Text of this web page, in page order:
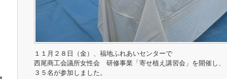
１１月２８日（金）、福地ふれあいセンターで
西尾商工会議所女性会 研修事業「寄せ植え講習会」を開催し、
３５名が参加しました。